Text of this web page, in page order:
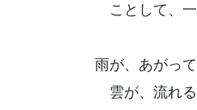
ことして、一
雨が、あがっ
雲が、流れる